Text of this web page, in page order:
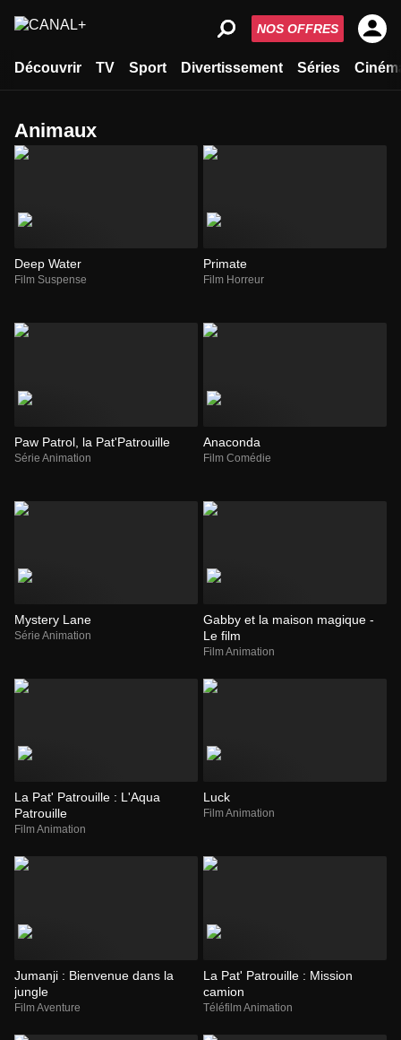
Découvrir TV Sport Divertissement Séries
NOS OFFRES
animaux
Deep Water
Film Suspense
Primate
Film Horreur
Paw Patrol, la Pat'Patrouille
Série Animation
Anaconda
Film Comédie
Mystery Lane
Série Animation
Gabby et la maison magique -
Le film
Film Animation
La Pat' Patrouille : L'Aqua
Patrouille
Film Animation
Luck
Film Animation
Jumanji : Bienvenue dans la
jungle
Film Aventure
La Pat' Patrouille : Mission
camion
Téléfilm Animation